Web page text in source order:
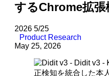
するChrome拡張
2026 5/25
Product Research
May 25, 2026